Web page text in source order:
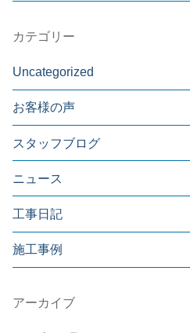
カテゴリー
Uncategorized
お客様の声
スタッフブログ
ニュース
工事日記
施工事例
アーカイブ